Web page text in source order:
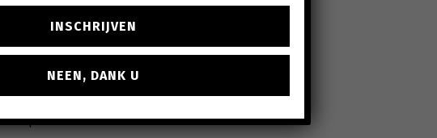
effectieve, in rechte afdwingbare bouwplicht.
komen van het werk, rechtstreeks of onrechtstreeks
en
INSCHRIJVEN
NEEN, DANK U